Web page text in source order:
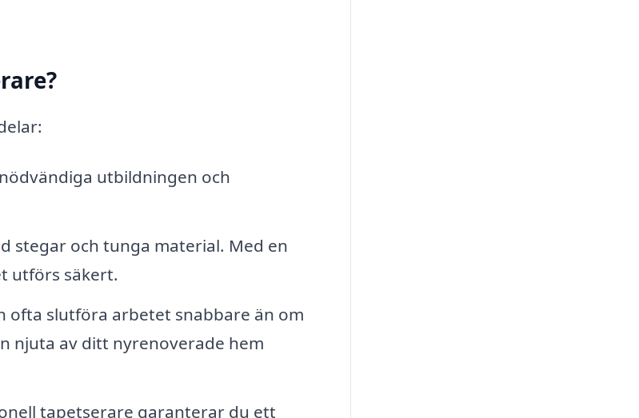
utbildningen och
stegar och tunga material. Med en
utförs säkert.
ofta slutföra arbetet snabbare än om
njuta av ditt nyrenoverade hem
tapetserare garanterar du ett